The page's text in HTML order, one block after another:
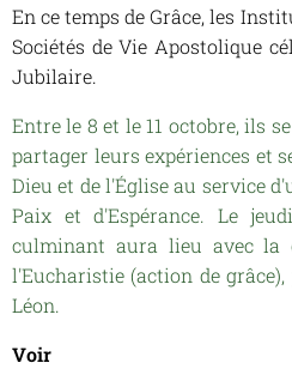
En ce temps de Grâce, les
Sociétés de Vie Apostolique
Jubilaire.
Entre le 8 et le 11 octobre, ils
partager leurs expériences et
Dieu et de l'Église au service
Paix et d'Espérance. Le
culminant aura lieu avec la
l'Eucharistie (action de
Léon.
Voir